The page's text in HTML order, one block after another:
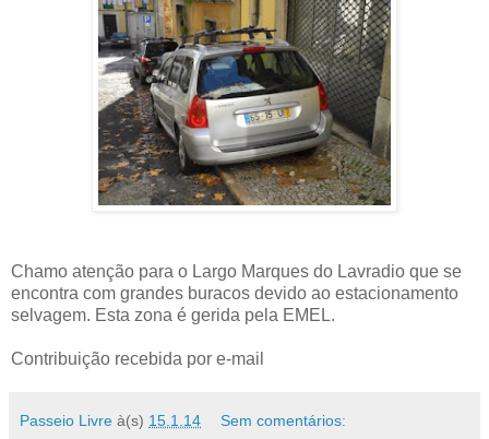
Chamo atenção para o Largo Marques do Lavradio que se
encontra com grandes buracos devido ao estacionamento
selvagem. Esta zona é gerida pela EMEL.
Contribuição recebida por e-mail
Passeio Livre à(s) 15.1.14 Sem comentários: